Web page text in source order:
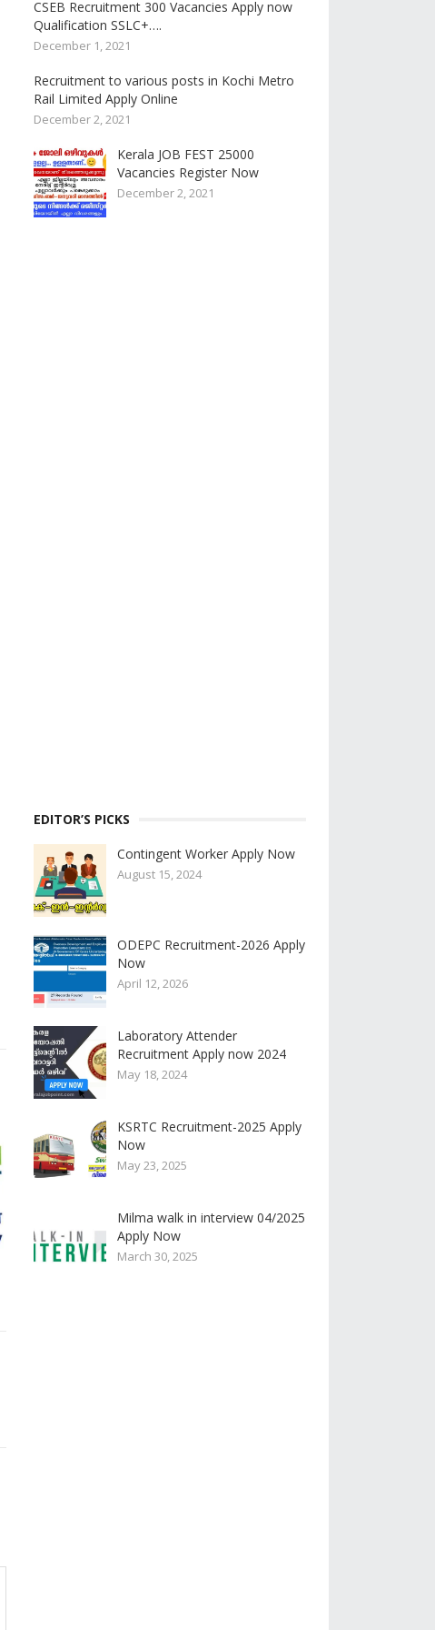
CSEB Recruitment 300 Vacancies Apply now
Qualification SSLC+….
December 1, 2021
Recruitment to various posts in Kochi Metro
Rail Limited Apply Online
December 2, 2021
Kerala JOB FEST 25000
Vacancies Register Now
December 2, 2021
EDITOR’S PICKS
Contingent Worker Apply Now
August 15, 2024
ODEPC Recruitment-2026 Apply
Now
April 12, 2026
Laboratory Attender
Recruitment Apply now 2024
May 18, 2024
KSRTC Recruitment-2025 Apply
Now
May 23, 2025
Milma walk in interview 04/2025
Apply Now
March 30, 2025